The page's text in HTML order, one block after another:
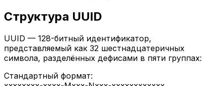
Структура UUID
UUID — 128-битный идентификатор,
представляемый как 32 шестнадцатеричных
символа, разделённых дефисами в пяти группах:
Стандартный формат: